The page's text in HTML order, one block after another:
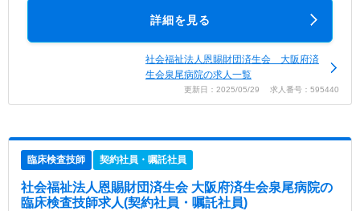
詳細を見る
社会福祉法人恩賜財団済生会 大阪府済
生会泉尾病院の求人一覧
更新日：2025/05/29 求人番号：595440
臨床検査技師 契約社員・嘱託社員
社会福祉法人恩賜財団済生会 大阪府済生会泉尾病院の
臨床検査技師求人(契約社員・嘱託社員)